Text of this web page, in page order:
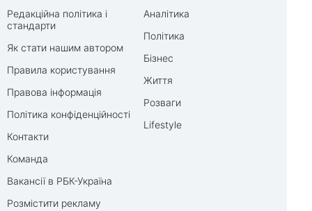
Редакційна політика і
стандарти
Як стати нашим автором
Правила користування
Правова інформація
Політика конфіденційності
Контакти
Команда
Вакансії в РБК-Україна
Розмістити рекламу
Аналітика
Політика
Бізнес
Життя
Розваги
Lifestyle